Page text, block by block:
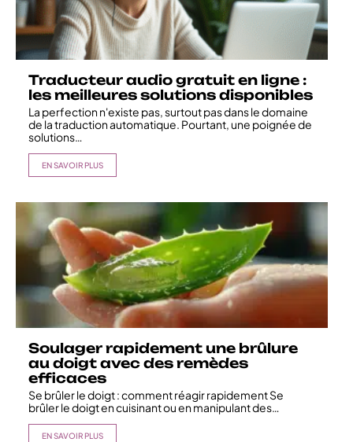
Traducteur audio gratuit en ligne :
les meilleures solutions disponibles
La perfection n'existe pas, surtout pas dans le domaine
de la traduction automatique. Pourtant, une poignée de
solutions…
EN SAVOIR PLUS
Soulager rapidement une brûlure
au doigt avec des remèdes
efficaces
Se brûler le doigt : comment réagir rapidement Se
brûler le doigt en cuisinant ou en manipulant des…
EN SAVOIR PLUS